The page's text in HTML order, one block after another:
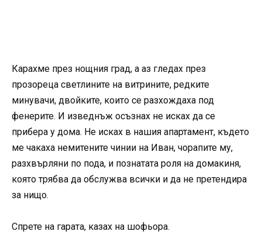
Карахме през нощния град, а аз гледах през
прозореца светлините на витрините, редките
минувачи, двойките, които се разхождаха под
фенерите. И изведнъж осъзнах не исках да се
прибера у дома. Не исках в нашия апартамент, където
ме чакаха немитените чинии на Иван, чорапите му,
разхвърляни по пода, и познатата роля на домакиня,
която трябва да обслужва всички и да не претендира
за нищо.
Спрете на гарата, казах на шофьора.